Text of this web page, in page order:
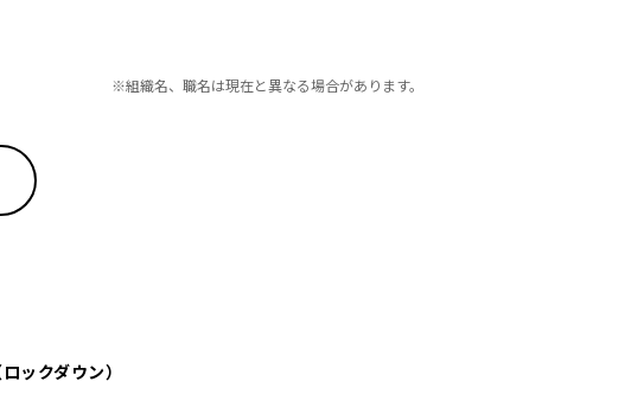
※組織名、職名は現在と異なる場合があります。
ックダウン）